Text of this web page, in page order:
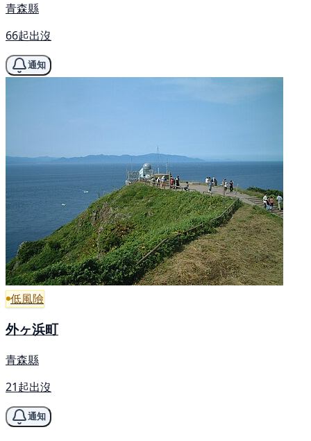
青森縣
66起出沒
通知
低風險
外ヶ浜町
青森縣
21起出沒
通知